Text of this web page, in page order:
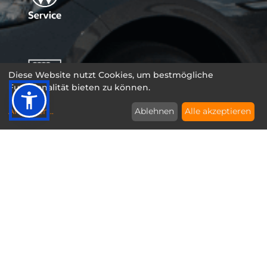
Diese Website nutzt Cookies, um bestmögliche
Funktionalität bieten zu können.
Anpassen ... Ablehnen Alle akzeptieren